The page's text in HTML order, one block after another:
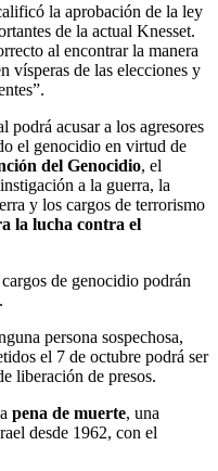
la aprobación de la ley
de la actual Knesset.
al encontrar la manera
vísperas de las elecciones y
podrá acusar a los agresores
el genocidio en virtud de
del Genocidio, el
a la guerra, la
y los cargos de terrorismo
la lucha contra el
de genocidio podrán
.
persona sospechosa,
el 7 de octubre podrá ser
liberación de presos.
pena de muerte, una
desde 1962, con el